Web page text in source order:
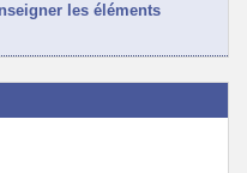
les éléments